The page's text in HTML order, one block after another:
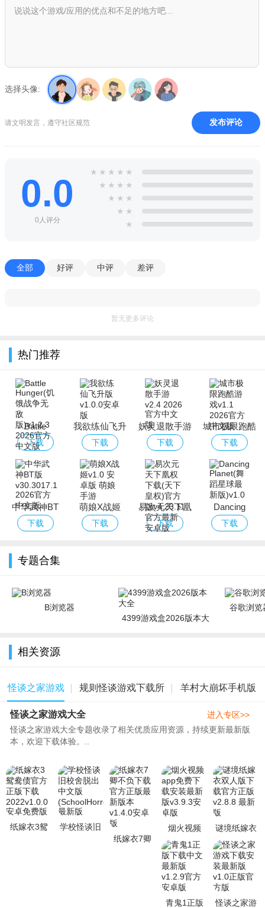
选择头像:
请文明发言，遵守社区规范 发布评论
0.0
0人评分
★ ★ ★ ★ ★
★ ★ ★ ★
★ ★ ★
★ ★
★
全部 好评 中评 差评
暂无更多评论
热门推荐
Battle
Hunger(饥饿
战争无敌版)
下载
我欲练仙飞升
版
下载
妖灵退散手游
下载
城市极限跑酷
游戏
下载
中华武神BT
版
下载
萌娘X战姬
下载
易次元天下凰
权下载(天下
下载
Dancing
Planet(舞蹈星
下载
专题合集
B浏览器
4399游戏盒2026版本大
谷歌浏览
相关资源
怪谈之家游戏
大全
规则怪谈游戏下载所 羊村大崩坏手机版
本大全
怪谈之家游戏大全
怪谈之家游戏大全专题收录了相关优质应用资源，持续更新最新版
本，欢迎下载体验。..
进入专区>>
纸嫁衣3鸳
学校怪谈旧
纸嫁衣7卿
烟火视频
app免费下
载安装最新
版v3.9.3安
卓版
谜境纸嫁衣
双人版下载
官方正版
v2.8.8 最新
版
青鬼1正版
怪谈之家游